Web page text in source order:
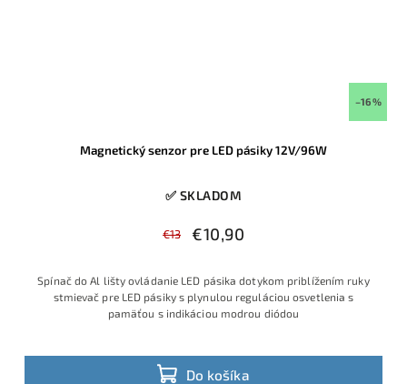
–16 %
Magnetický senzor pre LED pásiky 12V/96W
✅ SKLADOM
€13 €10,90
Do košíka
Spínač do Al lišty ovládanie LED pásika dotykom priblížením ruky
stmievač pre LED pásiky s plynulou reguláciou osvetlenia s
pamäťou s indikáciou modrou diódou